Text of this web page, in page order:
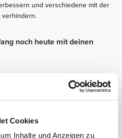
Cookies
Inhalte und Anzeigen zu
und verschiedene mit der
verhindern.
noch heute mit deinen
zum Schutz der Augen während
Visiere, Gesichtsschutz und Helme.
Augen können sie die Sonne fernhalten
Kiwi, Weintrauben, Getreide und